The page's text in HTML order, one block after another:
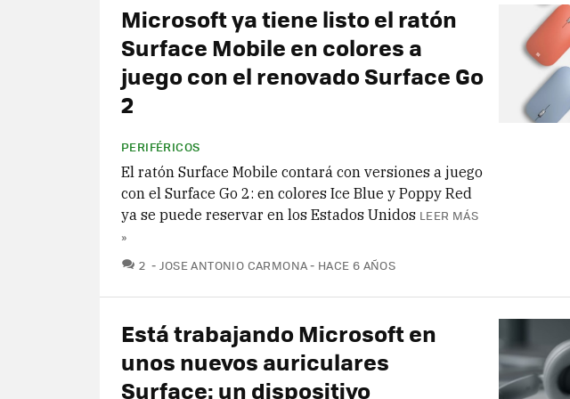
Microsoft ya tiene listo el ratón
Surface Mobile en colores a
juego con el renovado Surface Go
2
PERIFÉRICOS
El ratón Surface Mobile contará con versiones a juego
con el Surface Go 2: en colores Ice Blue y Poppy Red
ya se puede reservar en los Estados Unidos LEER MÁS
»
2 COMENTARIOS
JOSE ANTONIO CARMONA HACE 6 AÑOS
Está trabajando Microsoft en
unos nuevos auriculares
Surface: un dispositivo